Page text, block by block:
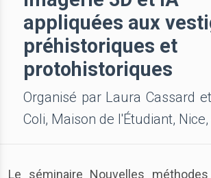
appliquées aux
préhistoriques et
protohistoriques
Organisé par Laura Cassard
Coli, Maison de l'Étudiant,
Le séminaire Nouvelles méthodes